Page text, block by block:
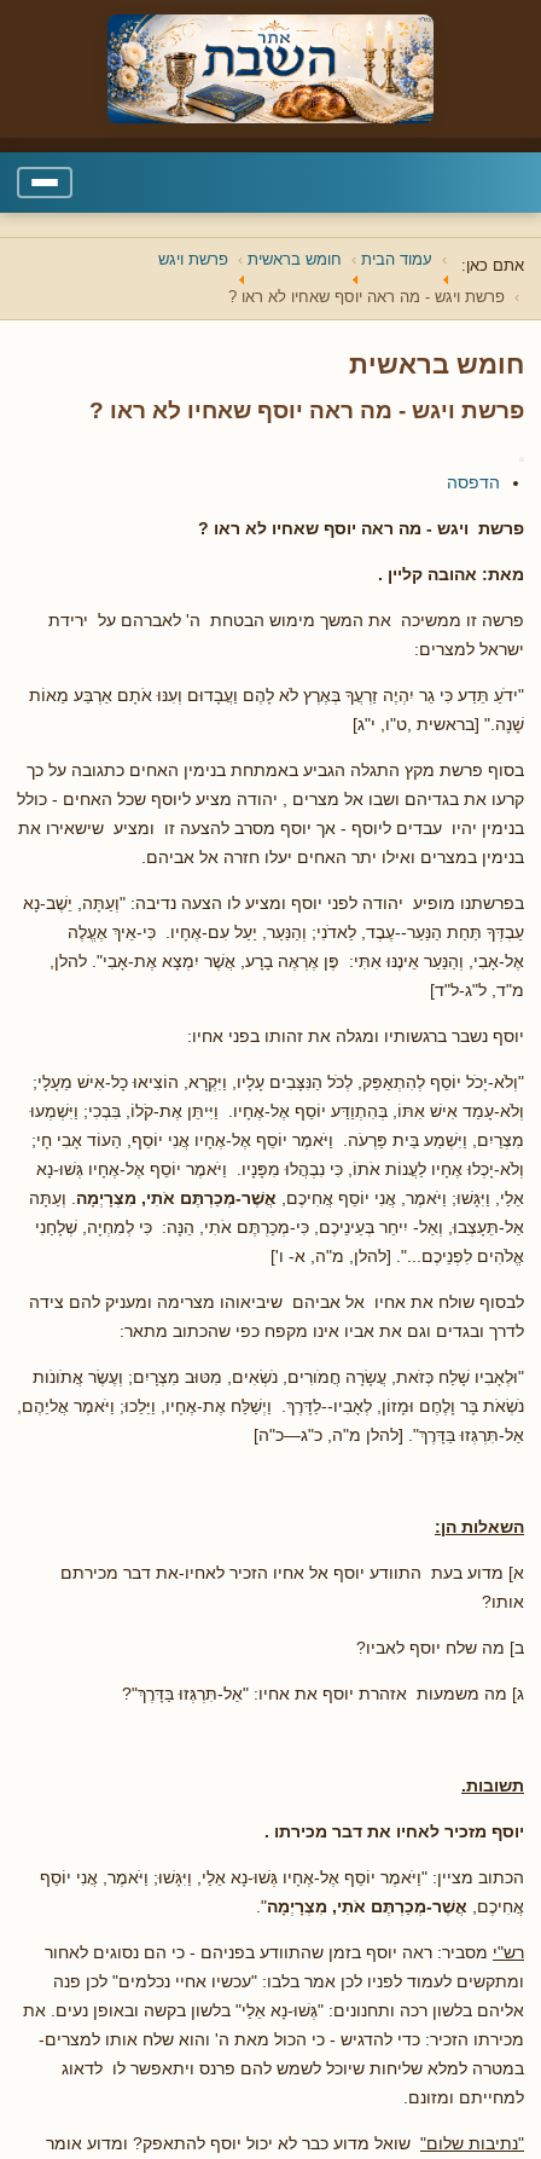
אתם כאן: עמוד הבית חומש בראשית פרשת ויגש
פרשת ויגש - מה ראה יוסף שאחיו לא ראו ?
חומש בראשית
פרשת ויגש - מה ראה יוסף שאחיו לא ראו ?
הדפסה
פרשת ויגש - מה ראה יוסף שאחיו לא ראו ?
מאת: אהובה קליין .
פרשה זו ממשיכה את המשך מימוש הבטחת ה' לאברהם על ירידת
ישראל למצרים:
"ידֹעַ תֵּדַע כִּי גֵר יִהְיֶה זַרְעֲךָ בְּאֶרֶץ לֹא לָהֶם וַעֲבָדוּם וְעִנּוּ אֹתָם אַרְבַּע מֵאוֹת
שָׁנָה." [בראשית ,ט"ו, י"ג]
בסוף פרשת מקץ התגלה הגביע באמתחת בנימין האחים כתגובה על כך
קרעו את בגדיהם ושבו אל מצרים , יהודה מציע ליוסף שכל האחים - כולל
בנימין יהיו עבדים ליוסף - אך יוסף מסרב להצעה זו ומציע שישאירו את
בנימין במצרים ואילו יתר האחים יעלו חזרה אל אביהם.
בפרשתנו מופיע יהודה לפני יוסף ומציע לו הצעה נדיבה: "וְעַתָּה, יֵשֶׁב-נָא
עַבְדְּךָ תַּחַת הַנַּעַר--עֶבֶד, לַאדֹנִי; וְהַנַּעַר, יַעַל עִם-אֶחָיו. כִּי-אֵיךְ אֶעֱלֶה
אֶל-אָבִי, וְהַנַּעַר אֵינֶנּוּ אִתִּי: פֶּן אֶרְאֶה בָרָע, אֲשֶׁר יִמְצָא אֶת-אָבִי". להלן,
מ"ד, ל"ג-ל"ד]
יוסף נשבר ברגשותיו ומגלה את זהותו בפני אחיו:
"וְלֹא-יָכֹל יוֹסֵף לְהִתְאַפֵּק, לְכֹל הַנִּצָּבִים עָלָיו, וַיִּקְרָא, הוֹצִיאוּ כָל-אִישׁ מֵעָלָי;
וְלֹא-עָמַד אִישׁ אִתּוֹ, בְּהִתְוַדַּע יוֹסֵף אֶל-אֶחָיו. וַיִּיתֵּן אֶת-קֹלוֹ, בִּבְכִי; וַיִּשְׁמְעוּ
מִצְרַיִם, וַיִּשְׁמַע בֵּית פַּרְעֹה. וַיֹּאמֶר יוֹסֵף אֶל-אֶחָיו אֲנִי יוֹסֵף, הַעוֹד אָבִי חָי;
וְלֹא-יָכְלוּ אֶחָיו לַעֲנוֹת אֹתוֹ, כִּי נִבְהֲלוּ מִפָּנָיו. וַיֹּאמֶר יוֹסֵף אֶל-אֶחָיו גְּשׁוּ-נָא
אֵלַי, וַיִּגָּשׁוּ; וַיֹּאמֶר, אֲנִי יוֹסֵף אֲחִיכֶם, אֲשֶׁר-מְכַרְתֶּם אֹתִי, מִצְרָיְמָה . וְעַתָּה
אַל-תֵּעָצְבוּ, וְאַל- יִיחַר בְּעֵינֵיכֶם, כִּי-מְכַרְתֶּם אֹתִי, הֵנָּה: כִּי לְמִחְיָה, שְׁלָחַנִי
אֱלֹהִים לִפְנֵיכֶם...". [להלן, מ"ה, א- ו']
לבסוף שולח את אחיו אל אביהם שיביאוהו מצרימה ומעניק להם צידה
לדרך ובגדים וגם את אביו אינו מקפח כפי שהכתוב מתאר:
"וּלְאָבִיו שָׁלַח כְּזֹאת, עֲשָׂרָה חֲמֹורִים, נֹשְׂאִים, מִטּוּב מִצְרָיִם; וְעֶשֶׂר אֲתֹונֹות
נֹשְׂאֹת בָּר וָלֶחֶם וּמָזוֹן, לְאָבִיו--לַדָּרֶךְ. וַיְשַׁלַּח אֶת-אֶחָיו, וַיֵּלֵכוּ; וַיֹּאמֶר אֲליֵהֶם,
אַל-תִּרְגְּזוּ בַּדָּרֶךְ". [להלן מ"ה, כ"ג—כ"ה]
השאלות הן:
א] מדוע בעת התוודע יוסף אל אחיו הזכיר לאחיו-את דבר מכירתם
אותו?
ב] מה שלח יוסף לאביו?
ג] מה משמעות אזהרת יוסף את אחיו: "אַל-תִּרְגְּזוּ בַּדָּרֶךְ"?
תשובות.
יוסף מזכיר לאחיו את דבר מכירתו .
הכתוב מציין: "וַיֹּאמֶר יוֹסֵף אֶל-אֶחָיו גְּשׁוּ-נָא אֵלַי, וַיִּגָּשׁוּ; וַיֹּאמֶר, אֲנִי יוֹסֵף
אֲחִיכֶם, אֲשֶׁר-מְכַרְתֶּם אֹתִי, מִצְרָיְמָה".
רש"י מסביר: ראה יוסף בזמן שהתוודע בפניהם - כי הם נסוגים לאחור
ומתקשים לעמוד לפניו לכן אמר בלבו: "עכשיו אחיי נכלמים" לכן פנה
אליהם בלשון רכה ותחנונים: "גְּשׁוּ-נָא אֵלַי" בלשון בקשה ובאופן נעים. את
מכירתו הזכיר: כדי להדגיש - כי הכול מאת ה' והוא שלח אותו למצרים-
במטרה למלא שליחות שיוכל לשמש להם פרנס ויתאפשר לו לדאוג
למחייתם ומזונם.
"נתיבות שלום" שואל מדוע כבר לא יכול יוסף להתאפק? ומדוע אומר